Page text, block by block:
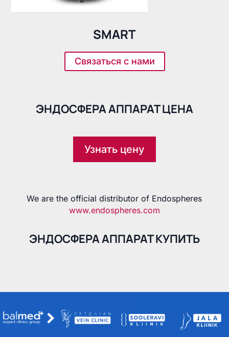
SMART
Cвязаться с нами
ЭНДОСФЕРА АППАРАТ ЦЕНА
Узнать цену
We are the official distributor of Endospheres
www.endospheres.com
ЭНДОСФЕРА АППАРАТ КУПИТЬ